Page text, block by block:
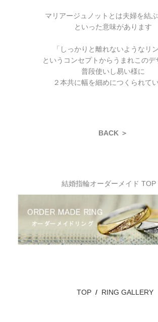
マリアージュノットとは夫婦を結
といった意味があります
「しっかりと離れないようなリン
というコンセプトからうまれこのデ
普段使いし易い様に
２本共に幅を細めにつくられて
BACK ＞
結婚指輪オーダーメイド TOP
TOP / RING GALLERY